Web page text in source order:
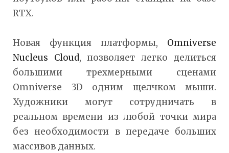
RTX.
Новая функция платформы, Omniverse
Nucleus Cloud, позволяет легко делиться
большими трехмерными сценами
Omniverse 3D одним щелчком мыши.
Художники могут сотрудничать в
реальном времени из любой точки мира
без необходимости в передаче больших
массивов данных.